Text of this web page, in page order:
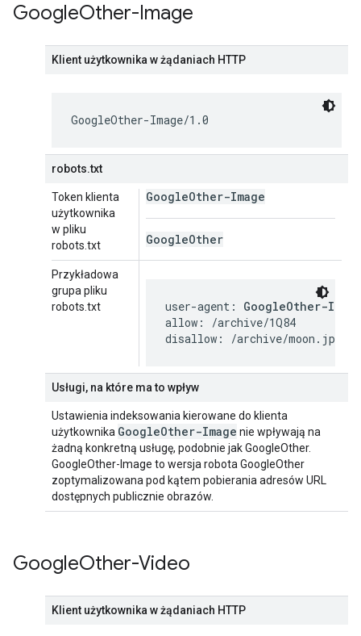
GoogleOther-Image
Klient użytkownika w żądaniach HTTP
GoogleOther-Image/1.0
robots.txt
Token klienta
użytkownika
w pliku
robots.txt
GoogleOther-Image
GoogleOther
Przykładowa
grupa pliku
robots.txt
user-agent: GoogleOther-
allow: /archive/1Q84
disallow: /archive/moon.jpg
Usługi, na które ma to wpływ
Ustawienia indeksowania kierowane do klienta
użytkownika GoogleOther-Image nie wpływają na
żadną konkretną usługę, podobnie jak GoogleOther.
GoogleOther-Image to wersja robota GoogleOther
zoptymalizowana pod kątem pobierania adresów URL
dostępnych publicznie obrazów.
GoogleOther-Video
Klient użytkownika w żądaniach HTTP